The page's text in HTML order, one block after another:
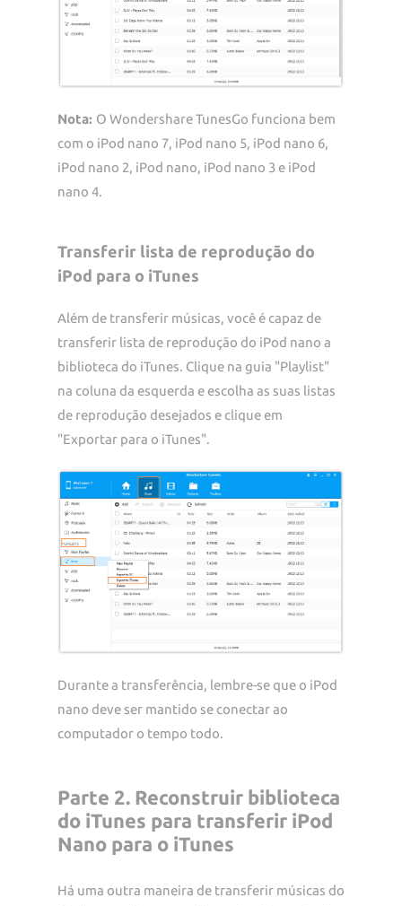
Nota: O Wondershare TunesGo funciona bem
com o iPod nano 7, iPod nano 5, iPod nano 6,
iPod nano 2, iPod nano, iPod nano 3 e iPod
nano 4.
Transferir lista de reprodução do
iPod para o iTunes
Além de transferir músicas, você é capaz de
transferir lista de reprodução do iPod nano a
biblioteca do iTunes. Clique na guia "Playlist"
na coluna da esquerda e escolha as suas listas
de reprodução desejados e clique em
"Exportar para o iTunes".
Durante a transferência, lembre-se que o iPod
nano deve ser mantido se conectar ao
computador o tempo todo.
Parte 2. Reconstruir biblioteca
do iTunes para transferir iPod
Nano para o iTunes
Há uma outra maneira de transferir músicas do